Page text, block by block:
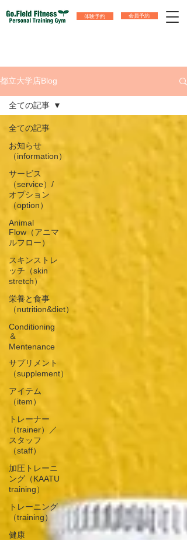
体験予約 会員予約
都立大学店Blog
全ての記事
お知らせ
（information）
サービス
（service）/
オプション
（option）
Animal
Flow（アニマ
ルフロー）
スキンストレ
ッチ（skin
stretch）
栄養と食事
（nutrition&diet）
Conditioning
＆
Mentenance
サプリメント
（supplement）
アイテム
（item）
トレーナー
（trainer）／
スタッフ
（staff）
加圧トレーニ
ング（KAATU
training）
トレーニング
（training）
健康
全ての記事